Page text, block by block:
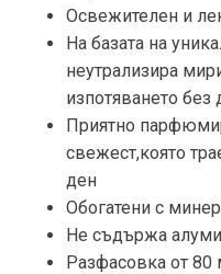
Освежителен и
На базата на
неутрализира
изпотяването
Приятно
свежест,която
ден
Обогатени с
Не съдържа
Разфасовка от 80